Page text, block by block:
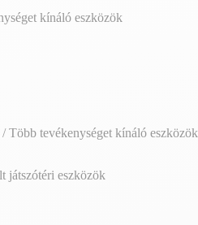
kínáló eszközök
tevékenységet kínáló eszközök
játszótéri eszközök